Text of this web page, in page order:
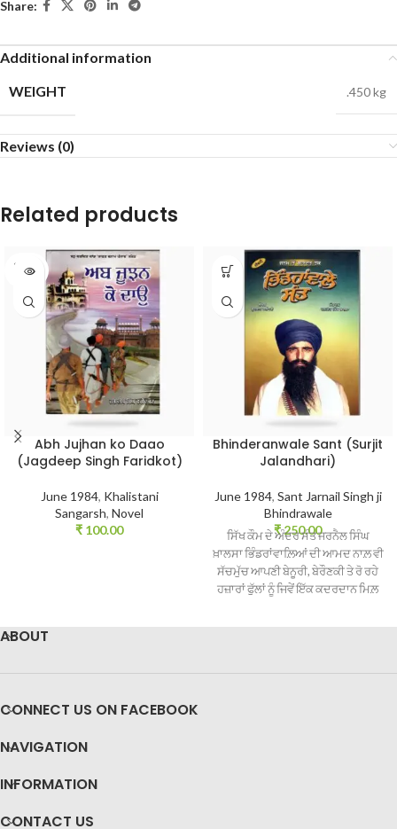
Share:
Additional information
WEIGHT
.450 kg
Reviews (0)
Related products
SOLD
OUT
Abh Jujhan ko Daao
(Jagdeep Singh Faridkot)
June 1984, Khalistani
Sangarsh, Novel
₹ 100.00
Bhinderanwale Sant (Surjit
Jalandhari)
June 1984, Sant Jarnail Singh ji
Bhindrawale
₹250.00
ਸਿੱਖ ਕੌਮ ਦੇ ਅੰਦਰ ਸੰਤ ਜਰਨੈਲ ਸਿੰਘ
ਖ਼ਾਲਸਾ ਭਿੰਡਰਾਂਵਾਲ਼ਿਆਂ ਦੀ ਆਮਦ ਨਾਲ਼ ਵੀ
ਸੱਚਮੁੱਚ ਆਪਣੀ ਬੇਨੂਰੀ, ਬੇਰੌਣਕੀ ਤੇ ਰੋ ਰਹੇ
ਹਜ਼ਾਰਾਂ ਫੁੱਲਾਂ ਨੂੰ ਜਿਵੇਂ ਇੱਕ ਕਦਰਦਾਨ ਮਿਲ਼
ਵਿੱਚ ਲਿਆਂਦਾ ਕਿ ਸਿੱਖਾਂ ਦੇ ਵਿਹੜਿਆਂ 'ਚ
ABOUT
CONNECT US ON FACEBOOK
NAVIGATION
INFORMATION
CONTACT US